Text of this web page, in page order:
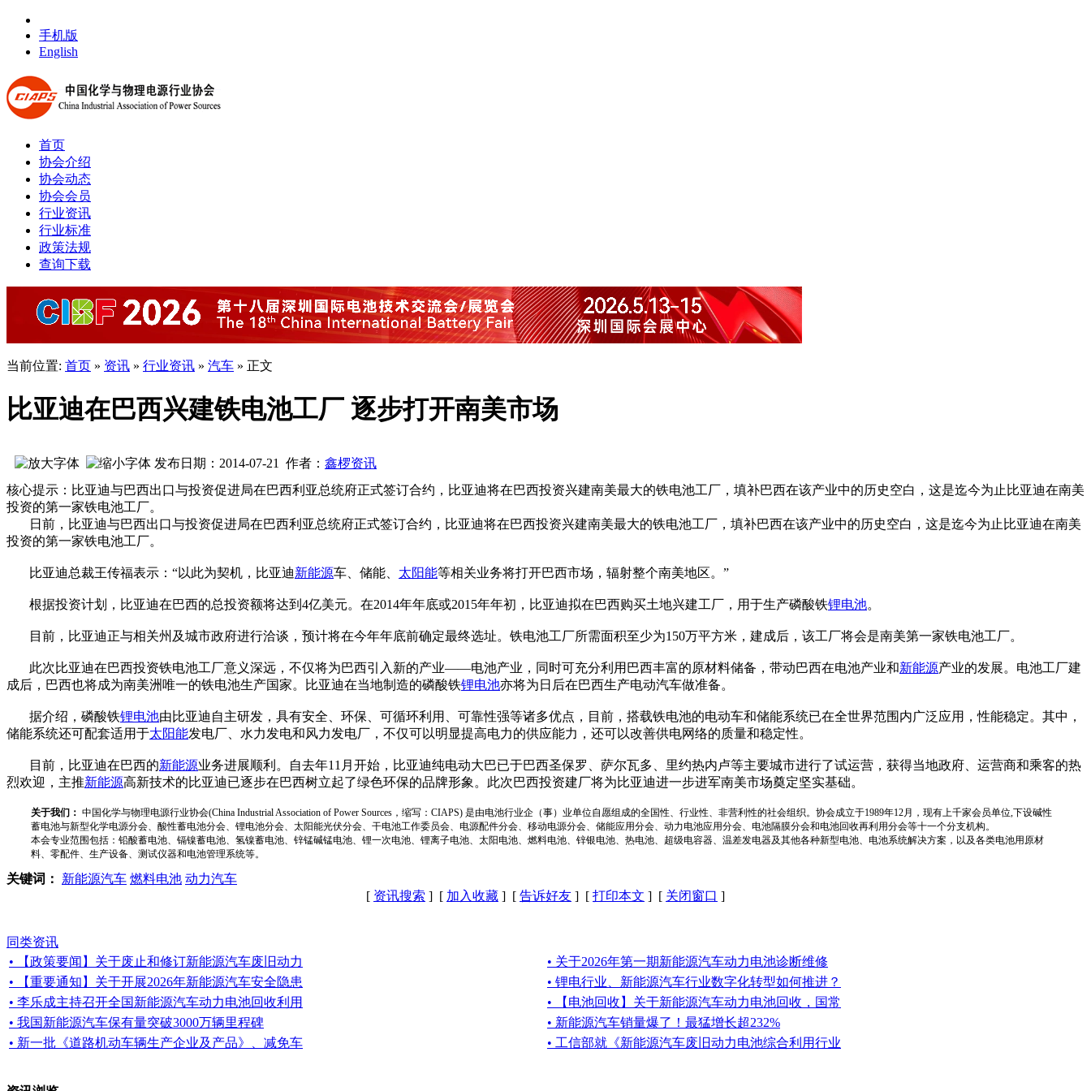
手机版
English
首页
协会介绍
协会动态
协会会员
行业资讯
行业标准
政策法规
查询下载
当前位置: 首页 » 资讯 » 行业资讯 » 汽车 » 正文
比亚迪在巴西兴建铁电池工厂 逐步打开南美市场
发布日期：2014-07-21 作者： 鑫椤资讯
核心提示：比亚迪与巴西出口与投资促进局在巴西利亚总统府正式签订合约，比亚迪将在巴西投资兴建南美最大的铁电池工厂，填补巴西在该产业中的历史空白，这是迄今为止比亚迪在南美
投资的第一家铁电池工厂。
日前，比亚迪与巴西出口与投资促进局在巴西利亚总统府正式签订合约，比亚迪将在巴西投资兴建南美最大的铁电池工厂，填补巴西在该产业中的历史空白，这是迄今为止比亚迪在南美
投资的第一家铁电池工厂。
比亚迪总裁王传福表示：“以此为契机，比亚迪新能源车、储能、 太阳能等相关业务将打开巴西市场，辐射整个南美地区。”
根据投资计划，比亚迪在巴西的总投资额将达到4亿美元。在2014年年底或2015年年初，比亚迪拟在巴西购买土地兴建工厂，用于生产磷酸铁锂电池。
目前，比亚迪正与相关州及城市政府进行洽谈，预计将在今年年底前确定最终选址。铁电池工厂所需面积至少为150万平方米，建成后，该工厂将会是南美第一家铁电池工厂。
此次比亚迪在巴西投资铁电池工厂意义深远，不仅将为巴西引入新的产业——电池产业，同时可充分利用巴西丰富的原材料储备，带动巴西在电池产业和新能源产业的发展。电池工厂建
成后，巴西也将成为南美洲唯一的铁电池生产国家。比亚迪在当地制造的磷酸铁锂电池亦将为日后在巴西生产电动汽车做准备。
据介绍，磷酸铁锂电池由比亚迪自主研发，具有安全、环保、可循环利用、可靠性强等诸多优点，目前，搭载铁电池的电动车和储能系统已在全世界范围内广泛应用，性能稳定。其中，
储能系统还可配套适用于太阳能发电厂、水力发电和风力发电厂，不仅可以明显提高电力的供应能力，还可以改善供电网络的质量和稳定性。
目前，比亚迪在巴西的新能源业务进展顺利。自去年11月开始，比亚迪纯电动大巴已于巴西圣保罗、萨尔瓦多、里约热内卢等主要城市进行了试运营，获得当地政府、运营商和乘客的热
烈欢迎，主推新能源高新技术的比亚迪已逐步在巴西树立起了绿色环保的品牌形象。此次巴西投资建厂将为比亚迪进一步进军南美市场奠定坚实基础。
关于我们： 中国化学与物理电源行业协会(China Industrial Association of Power Sources，缩写：CIAPS) 是由电池行业企（事）业单位自愿组成的全国性、行业性、非营利性的社会组织。协会成立于1989年12月，现有上千家会员单位,下设碱性
蓄电池与新型化学电源分会、酸性蓄电池分会、锂电池分会、太阳能光伏分会、干电池工作委员会、电源配件分会、移动电源分会、储能应用分会、动力电池应用分会、电池隔膜分会和电池回收再利用分会等十一个分支机构。
本会专业范围包括：铅酸蓄电池、镉镍蓄电池、氢镍蓄电池、锌锰碱锰电池、锂一次电池、锂离子电池、太阳电池、燃料电池、锌银电池、热电池、超级电容器、温差发电器及其他各种新型电池、电池系统解决方案，以及各类电池用原材
料、零配件、生产设备、测试仪器和电池管理系统等。
关键词： 新能源汽车 燃料电池 动力汽车
[ 资讯搜索 ] [ 加入收藏 ] [ 告诉好友 ] [ 打印本文 ] [ 关闭窗口 ]
同类资讯
• 【政策要闻】关于废止和修订新能源汽车废旧动力
• 关于2026年第一期新能源汽车动力电池诊断维修
• 【重要通知】关于开展2026年新能源汽车安全隐患
• 锂电行业、新能源汽车行业数字化转型如何推进？
• 李乐成主持召开全国新能源汽车动力电池回收利用
• 【电池回收】关于新能源汽车动力电池回收，国常
• 我国新能源汽车保有量突破3000万辆里程碑
• 新能源汽车销量爆了！最猛增长超232%
• 新一批《道路机动车辆生产企业及产品》、减免车
• 工信部就《新能源汽车废旧动力电池综合利用行业